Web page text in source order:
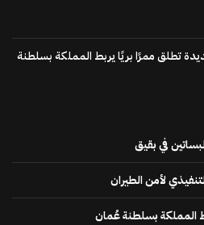
تطلق ممرًا بريًا يربط المملكة بسلطنة
في بقيق
لأمن الطيران
المملكة بسلطنة عُمان